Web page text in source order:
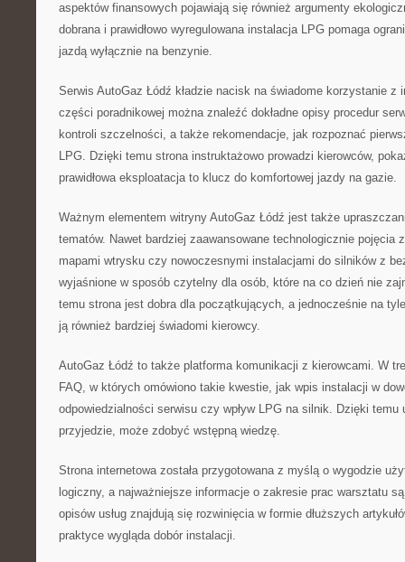
aspektów finansowych pojawiają się również argumenty
dobrana i prawidłowo wyregulowana instalacja LPG pomaga
jazdą wyłącznie na benzynie.
Serwis AutoGaz Łódź kładzie nacisk na świadome korzystanie z
części poradnikowej można znaleźć dokładne opisy procedur
kontroli szczelności, a także rekomendacje, jak rozpoznać
LPG. Dzięki temu strona instruktażowo prowadzi kierowców,
prawidłowa eksploatacja to klucz do komfortowej jazdy na gazie.
Ważnym elementem witryny AutoGaz Łódź jest także
tematów. Nawet bardziej zaawansowane technologicznie pojęcia
mapami wtrysku czy nowoczesnymi instalacjami do silników z
wyjaśnione w sposób czytelny dla osób, które na co dzień nie
temu strona jest dobra dla początkujących, a jednocześnie na
ją również bardziej świadomi kierowcy.
AutoGaz Łódź to także platforma komunikacji z kierowcami. W
FAQ, w których omówiono takie kwestie, jak wpis instalacji w
odpowiedzialności serwisu czy wpływ LPG na silnik. Dzięki temu
przyjedzie, może zdobyć wstępną wiedzę.
Strona internetowa została przygotowana z myślą o wygodzie
logiczny, a najważniejsze informacje o zakresie prac warsztatu
opisów usług znajdują się rozwinięcia w formie dłuższych
praktyce wygląda dobór instalacji.